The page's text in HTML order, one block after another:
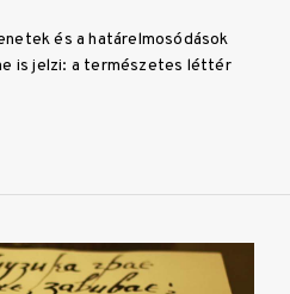
és a határelmosódások
is jelzi: a természetes léttér